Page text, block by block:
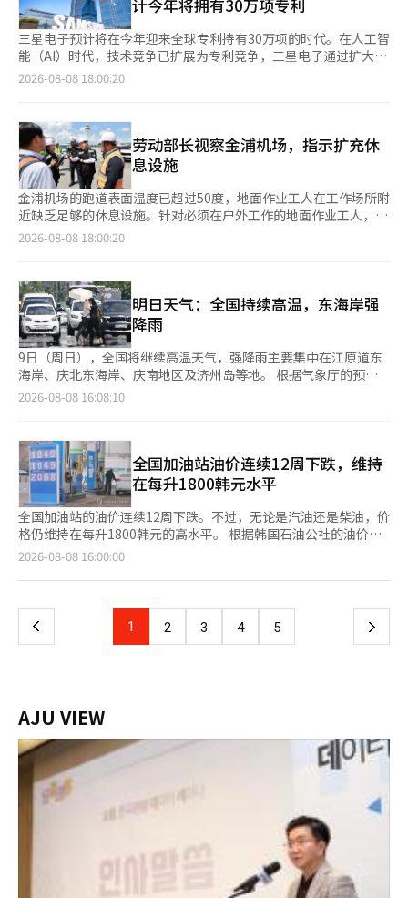
但一天后又再次上升。 前一天，京畿道的
计今年将拥有30万项专利
三星电子预计将在今年迎来全球专利持有30万项的时代。在人工智
能（AI）时代，技术竞争已扩展为专利竞争，三星电子通过扩大研
发（R&D）投资，正在加快构建全球最大规模的专利组合，以增强
在今年第一季度新增约6900项专利，截至第一季度末累计持有专
利28万8770项。考虑到近年来每年新增1万至2万项专利的情况，
预计今年累计专利将突破30万项。按地区划分，美国注册专利最
多，达到10万7531项，其次是韩国、欧洲和中国
2026-08-08 18:00:20
劳动部长视察金浦机场，指示扩充休
息设施
金浦机场的跑道表面温度已超过50度，地面作业工人在工作场所附
近缺乏足够的休息设施。针对必须在户外工作的地面作业工人，改
善其应对高温的条件成为当务之急。 金英勋劳动部部长于8日下午
的，旨在确认夏季假期期间机场旅客增加对地面作业工人安全管理
的影响。 地面作业工人主要在户外进行飞机引导、拖曳以及行李
和货物的上下作业。尤其是机场停机坪几乎没有阴凉，加上飞机与
地面产生的辐射热，使得工作环境
2026-08-08 18:00:20
明日天气：全国持续高温，东海岸强
降雨
9日（周日），全国将继续高温天气，强降雨主要集中在江原道东
海岸、庆北东海岸、庆南地区及济州岛等地。 根据气象厅的预
报，9日早晨最低气温为21至26度，白天气温最高可达26至35度。
及庆北南部内陆地区将有阵雨。 在降雨区域，可能会伴随强风和
雷电。特别是在江原道东海岸、山区及庆北北部东海岸、东北山
区，预计将有强降雨，需加强警惕。 预计降水量：江原道东海岸
及山区50至100毫米，局部地区超过150毫
2026-08-08 16:08:10
全国加油站油价连续12周下跌，维持
在每升1800韩元水平
全国加油站的油价连续12周下跌。不过，无论是汽油还是柴油，价
格仍维持在每升1800韩元的高水平。 根据韩国石油公社的油价信
息系统“Opinet”的数据，8月第一周（2日至6日）全国加油站汽
来看，首尔的油价为1909.1韩元，较上周下降1.0韩元，仍是最贵
低的。 按品牌来看，GS Caltex加油站的汽油价格为1869.2韩元，
最高；而经济型加油站的价格为1858.0韩元，最低。 柴油价格也
2026-08-08 16:00:00
上
页
1 2 3 4 5 下
AJU VIEW